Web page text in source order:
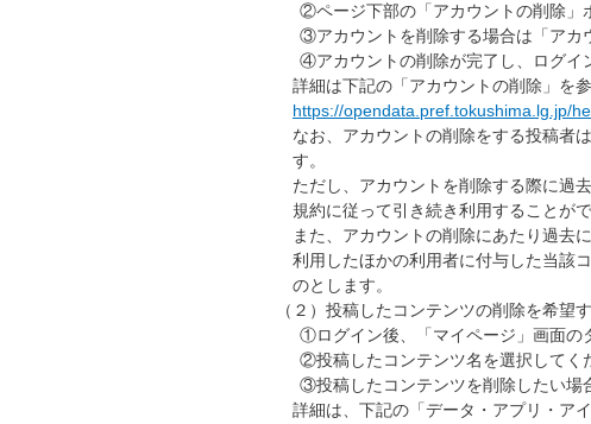
②ページ下部の「アカウントの削除」
③アカウントを削除する場合は「アカ
④アカウントの削除が完了し、ログイ
詳細は下記の「アカウントの削除」を参
https://opendata.pref.tokushima.lg.jp/
なお、アカウントの削除をする投稿者
す。
ただし、アカウントを削除する際に過
規約に従って引き続き利用することが
また、アカウントの削除にあたり過去
利用したほかの利用者に付与した当該
のとします。
（２） 投稿したコンテンツの削除を希望
①ログイン後、「マイページ」画面の
②投稿したコンテンツ名を選択してく
③投稿したコンテンツを削除したい場
詳細は、下記の「データ・アプリ・ア